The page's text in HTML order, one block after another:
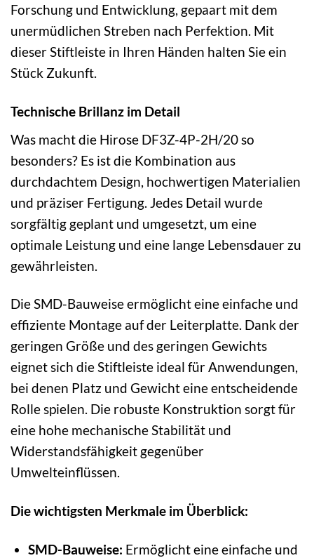
Forschung und Entwicklung, gepaart mit dem
unermüdlichen Streben nach Perfektion. Mit
dieser Stiftleiste in Ihren Händen halten Sie ein
Stück Zukunft.
Technische Brillanz im Detail
Was macht die Hirose DF3Z-4P-2H/20 so
besonders? Es ist die Kombination aus
durchdachtem Design, hochwertigen Materialien
und präziser Fertigung. Jedes Detail wurde
sorgfältig geplant und umgesetzt, um eine
optimale Leistung und eine lange Lebensdauer zu
gewährleisten.
Die SMD-Bauweise ermöglicht eine einfache und
effiziente Montage auf der Leiterplatte. Dank der
geringen Größe und des geringen Gewichts
eignet sich die Stiftleiste ideal für Anwendungen,
bei denen Platz und Gewicht eine entscheidende
Rolle spielen. Die robuste Konstruktion sorgt für
eine hohe mechanische Stabilität und
Widerstandsfähigkeit gegenüber
Umwelteinflüssen.
Die wichtigsten Merkmale im Überblick:
SMD-Bauweise: Ermöglicht eine einfache und